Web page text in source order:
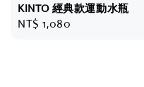
KINTO 經典款運動水瓶
Regular
NT$ 1,080